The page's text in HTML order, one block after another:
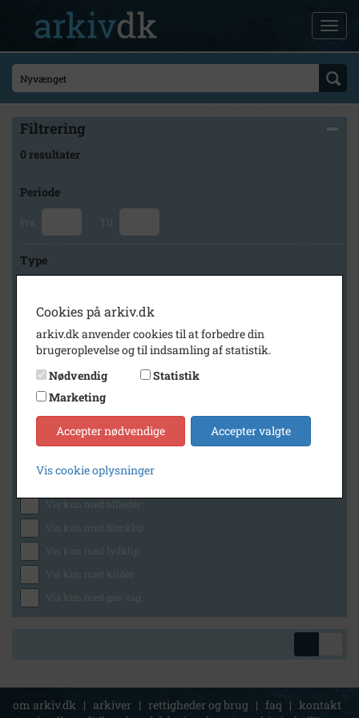
Filtrering
0 resultater
Periode
Fra Til
Type
Arkiv
Kalundborg Lokalarkiv
Generelt
Vis kun med billeder
Vis kun med filmklip
Vis kun med lydklip
Vis kun med kilder
Vis kun med geo-tag
om arkiv.dk | arkiver | rettigheder og brug | faq | kontakt
Cookies på arkiv.dk
arkiv.dk anvender cookies til at forbedre din
brugeroplevelse og til indsamling af statistik.
Nødvendig
Statistik
Marketing
Accepter nødvendige Accepter valgte
Vis cookie oplysninger